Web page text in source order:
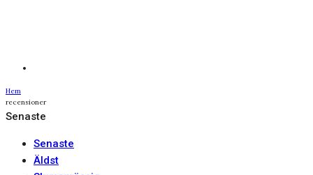
Hem
recensioner
Senaste
Senaste
Äldst